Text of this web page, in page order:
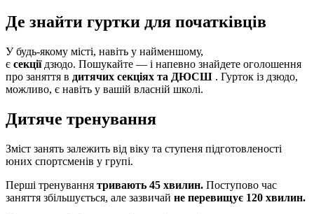
Де знайти гуртки для початківців
У будь-якому місті, навіть у найменшому,
є секціїдзюдо. Пошукайте — і напевно знайдете оголошення
про заняття в дитячих секціях та ДЮСШ . Гурток із дзюдо,
можливо, є навіть у вашій власній школі.
Дитяче тренування
Зміст занять залежить від віку та ступеня підготовленості
юних спортсменів у групі.
Перші тренування тривають 45 хвилин. Поступово час
заняття збільшується, але зазвичай не перевищує 120 хвилин.